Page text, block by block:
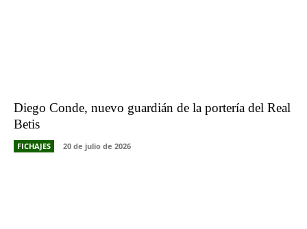
Diego Conde, nuevo guardián de la portería del Real
Betis
FICHAJES 20 de julio de 2026